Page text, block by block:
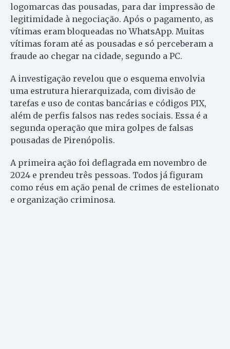
logomarcas das pousadas, para dar impressão de
legitimidade à negociação. Após o pagamento, as
vítimas eram bloqueadas no WhatsApp. Muitas
vítimas foram até as pousadas e só perceberam a
fraude ao chegar na cidade, segundo a PC.
A investigação revelou que o esquema envolvia
uma estrutura hierarquizada, com divisão de
tarefas e uso de contas bancárias e códigos PIX,
além de perfis falsos nas redes sociais. Essa é a
segunda operação que mira golpes de falsas
pousadas de Pirenópolis.
A primeira ação foi deflagrada em novembro de
2024 e prendeu três pessoas. Todos já figuram
como réus em ação penal de crimes de estelionato
e organização criminosa.